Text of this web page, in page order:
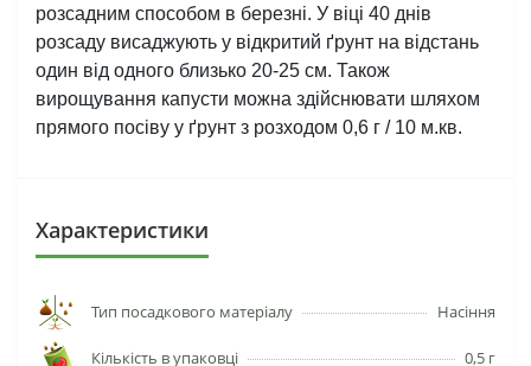
розсадним способом в березні. У віці 40 днів
розсаду висаджують у відкритий ґрунт на відстань
один від одного близько 20-25 см. Також
вирощування капусти можна здійснювати шляхом
прямого посіву у ґрунт з розходом 0,6 г / 10 м.кв.
Характеристики
Тип посадкового матеріалу Насіння
Кількість в упаковці 0,5 г